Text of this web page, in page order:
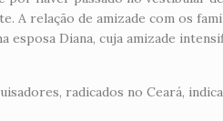
A relação de amizade com os
Diana, cuja amizade
radicados no Ceará,